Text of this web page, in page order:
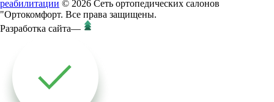
реабилитации © 2026 Сеть ортопедических салонов
"Ортокомфорт. Все права защищены.
Разработка сайта—